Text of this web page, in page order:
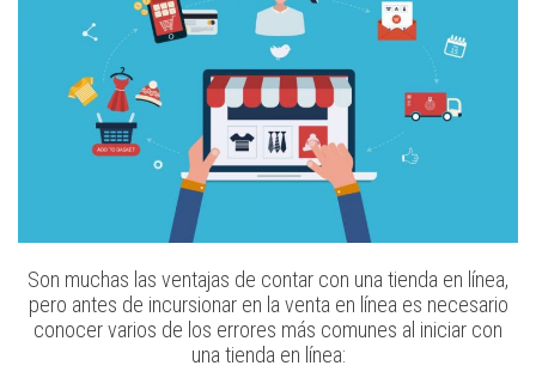
Son muchas las ventajas de contar con una tienda en línea,
pero antes de incursionar en la venta en línea es necesario
conocer varios de los errores más comunes al iniciar con
una tienda en línea: